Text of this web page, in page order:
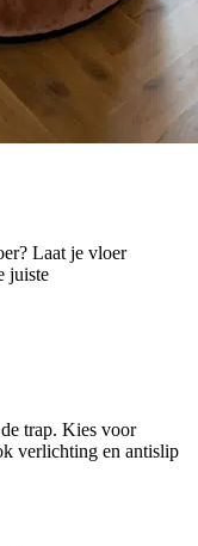
Laat je vloer
juiste
trap. Kies voor
verlichting en antislip